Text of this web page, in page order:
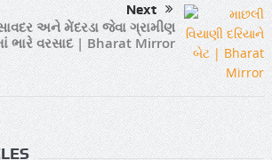
Next
અને મેંદરડા જેવા ગ્રામીણ
ભારે વરસાદ | Bharat Mirror